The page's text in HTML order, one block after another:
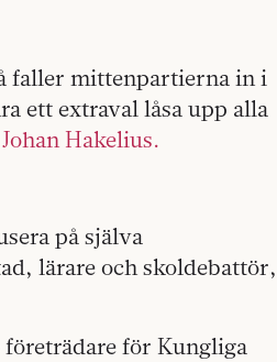
faller mittenpartierna in i
ett extraval låsa upp alla
Hakelius.
på själva
lärare och skoldebattör,
för Kungliga